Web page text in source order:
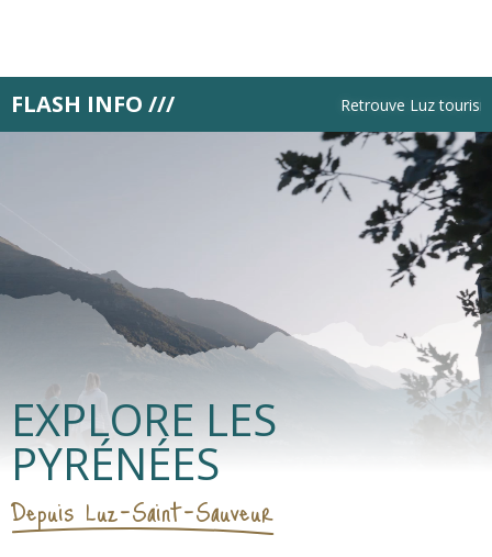
principal
FLASH INFO /// Retrouve Luz
EXPLORE LES
PYRÉNÉES
Depuis Luz-Saint-Sauveur